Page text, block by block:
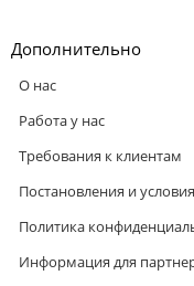
Дополнительно
О нас
Работа у нас
Требования к клиентам
Постановления и условия
Политика
Информация для